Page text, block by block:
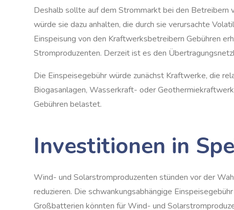
Deshalb sollte auf dem Strommarkt bei den
würde sie dazu anhalten, die durch sie verursachte
Einspeisung von den Kraftwerksbetreibern Gebühren
Stromproduzenten. Derzeit ist es den
Die Einspeisegebühr würde zunächst Kraftwerke, die
Biogasanlagen, Wasserkraft- oder
Gebühren belastet.
Investitionen in
Wind- und Solarstromproduzenten stünden vor der
reduzieren. Die schwankungsabhängige
Großbatterien könnten für Wind- und